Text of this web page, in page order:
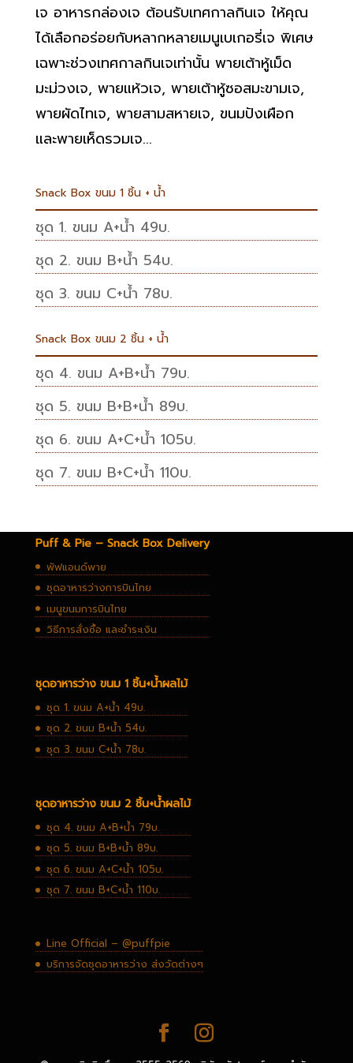
เจ อาหารกล่องเจ ต้อนรับเทศกาลกินเจ ให้คุณ
ได้เลือกอร่อยกับหลากหลายเมนูเบเกอรี่เจ พิเศษ
เฉพาะช่วงเทศกาลกินเจเท่านั้น พายเต้าหู้เม็ด
มะม่วงเจ, พายแห้วเจ, พายเต้าหู้ซอสมะขามเจ,
พายผัดไทเจ, พายสามสหายเจ, ขนมปังเผือก
และพายเห็ดรวมเจ...
Snack Box ขนม 1 ชิ้น + น้ำ
ชุด 1. ขนม A+น้ำ 49บ.
ชุด 2. ขนม B+น้ำ 54บ.
ชุด 3. ขนม C+น้ำ 78บ.
Snack Box ขนม 2 ชิ้น + น้ำ
ชุด 4. ขนม A+B+น้ำ 79บ.
ชุด 5. ขนม B+B+น้ำ 89บ.
ชุด 6. ขนม A+C+น้ำ 105บ.
ชุด 7. ขนม B+C+น้ำ 110บ.
Puff & Pie – Snack Box Delivery
พัฟแอนด์พาย
ชุดอาหารว่างการบินไทย
เมนูขนมการบินไทย
วิธีการสั่งซื้อ และชำระเงิน
ชุดอาหารว่าง ขนม 1 ชิ้น+น้ำผลไม้
ชุด 1. ขนม A+น้ำ 49บ.
ชุด 2. ขนม B+น้ำ 54บ.
ชุด 3. ขนม C+น้ำ 78บ.
ชุดอาหารว่าง ขนม 2 ชิ้น+น้ำผลไม้
ชุด 4. ขนม A+B+น้ำ 79บ.
ชุด 5. ขนม B+B+น้ำ 89บ.
ชุด 6. ขนม A+C+น้ำ 105บ.
ชุด 7. ขนม B+C+น้ำ 110บ.
Line Official – @puffpie
บริการจัดชุดอาหารว่าง ส่งวัดต่างๆ